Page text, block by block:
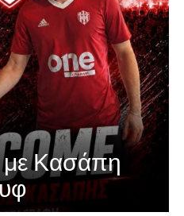
Κασάπη